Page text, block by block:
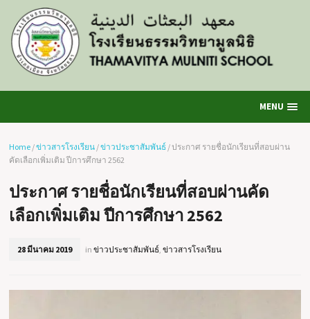
MENU
Home /ข่าวสารโรงเรียน /ข่าวประชาสัมพันธ์ /ประกาศ รายชื่อนักเรียนที่สอบผ่าน
คัดเลือกเพิ่มเติม ปีการศึกษา 2562
ประกาศ รายชื่อนักเรียนที่สอบผ่านคัด
เลือกเพิ่มเติม ปีการศึกษา 2562
28 มีนาคม 2019 inข่าวประชาสัมพันธ์,ข่าวสารโรงเรียน